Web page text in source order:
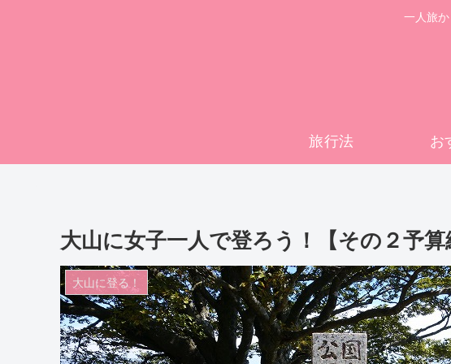
一人旅
旅行法 お
大山に女子一人で登ろう！【その２予算
大山に登る！